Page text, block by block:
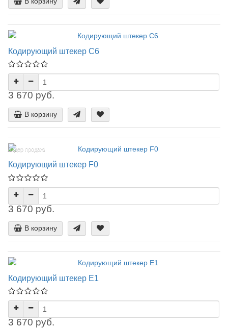
Кодирующий штекер C6
3 670 руб.
В корзину
Лидер продаж!
Кодирующий штекер F0
3 670 руб.
В корзину
Кодирующий штекер Е1
3 670 руб.